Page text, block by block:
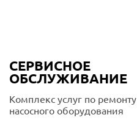
СЕРВИСНОЕ
ОБСЛУЖИВАНИЕ
Комплекс услуг по ремонту
насосного оборудования